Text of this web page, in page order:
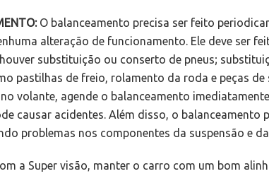
O balanceamento precisa ser feito
alteração de funcionamento. Ele deve ser
substituição ou conserto de pneus;
pastilhas de freio, rolamento da roda e peças de
volante, agende o balanceamento
causar acidentes. Além disso, o balanceamento
problemas nos componentes da suspensão e
a Super visão, manter o carro com um bom